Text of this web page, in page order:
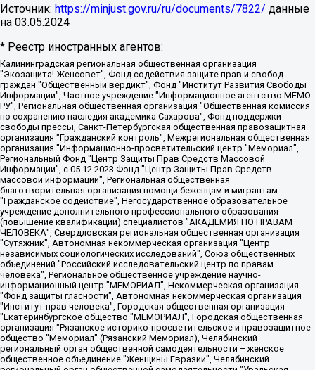
Источник: https://minjust.gov.ru/ru/documents/7822/ данные
на 03.05.2024
* Реестр иностранных агентов:
Калининградская региональная общественная организация "Экозащита!-Женсовет", Фонд содействия защите прав и свобод граждан "Общественный вердикт", Фонд "Институт Развития Свободы Информации", Частное учреждение "Информационное агентство МЕМО. РУ", Региональная общественная организация "Общественная комиссия по сохранению наследия академика Сахарова", Фонд поддержки свободы прессы, Санкт-Петербургская общественная правозащитная организация "Гражданский контроль", Межрегиональная общественная организация "Информационно-просветительский центр "Мемориал", Региональный Фонд "Центр Защиты Прав Средств Массовой Информации", с 05.12.2023 Фонд "Центр Защиты Прав Средств массовой информации", Региональная общественная благотворительная организация помощи беженцам и мигрантам "Гражданское содействие", Негосударственное образовательное учреждение дополнительного профессионального образования (повышение квалификации) специалистов "АКАДЕМИЯ ПО ПРАВАМ ЧЕЛОВЕКА", Свердловская региональная общественная организация "Сутяжник", Автономная некоммерческая организация "Центр независимых социологических исследований", Союз общественных объединений "Российский исследовательский центр по правам человека", Региональное общественное учреждение научно-информационный центр "МЕМОРИАЛ", Некоммерческая организация "Фонд защиты гласности", Автономная некоммерческая организация "Институт прав человека", Городская общественная организация "Екатеринбургское общество "МЕМОРИАЛ", Городская общественная организация "Рязанское историко-просветительское и правозащитное общество "Мемориал" (Рязанский Мемориал), Челябинский региональный орган общественной самодеятельности – женское общественное объединение "Женщины Евразии", Челябинский региональный орган общественной самодеятельности "Уральская правозащитная группа", Фонд содействия защите здоровья и социальной справедливости имени Андрея Рылькова, Автономная Некоммерческая Организация "Аналитический Центр Юрия Левады", Автономная некоммерческая организация социальной поддержки населения "Проект Апрель", Региональная общественная организация помощи женщинам и детям, находящимся в кризисной ситуации "Информационно-методический центр "Анна", Фонд содействия развитию массовых коммуникаций и правовому просвещению "Так-так-Так", Фонд содействия устойчивому развитию "Серебряная тайга", Свердловский региональный общественный фонд социальных проектов "Новое время", "Idel.Реалии", Кавказ.Реалии, Крым.Реалии, Телеканал Настоящее Время, Татаро-башкирская служба Радио Свобода (Azatliq Radiosi), Радио Свободная Европа/Радио Свобода (PCE/PC), "Сибирь.Реалии", "Фактограф", Благотворительный фонд помощи осужденным и их семьям, Автономная некоммерческая организация "Институт глобализации и социальных движений", Фонд "В защиту прав заключенных", Частное учреждение "Центр поддержки и содействия развитию средств массовой информации", Пензенский региональный общественный благотворительный фонд "Гражданский союз", "Север.Реалии", Некоммерческая организация Фонд "Правовая инициатива", Общество с ограниченной ответственностью "Радио Свободная Европа/Радио Свобода", Чешское информационное агентство "MEDIUM-ORIENT", Красноярская региональная общественная организация "Мы против СПИДа", Камалягин Денис Николаевич, Маркелов Сергей Евгеньевич, Пономарев Лев Александрович, Савицкая Людмила Алексеевна, Автономная некоммерческая организация "Центр по работе с проблемой насилия "НАСИЛИЮ.НЕТ", Межрегиональный профессиональный союз работников здравоохранения "Альянс врачей", Юридическое лицо, зарегистрированное в Латвийской Республике, SIA "Medusa Project" (регистрационный номер 40103797863, дата регистрации 10.06.2014), Некоммерческая организация "Фонд по борьбе с коррупцией", Автономная некоммерческая организация "Институт права и публичной политики", Баданин Роман Сергеевич, Гликин Максим Александрович, Железнова Мария Михайловна, Лукьянова Юлия Сергеевна, Маетная Елизавета Витальевна, Маняхин Петр Борисович, Чуракова Ольга Владимировна, Ярош Юлия Петровна, Юридическое лицо "The Insider SIA", зарегистрированное в Риге, Латвийская Республика (дата регистрации 26.06.2015), являющееся администратором доменного имени интернет-издания "The Insider SIA", https://theins.ru, Постернак Алексей Евгеньевич, Рубин Михаил Аркадьевич, Анин Роман Александрович, Юридическое лицо Istories fonds, зарегистрированное в Латвийской Республике (регистрационный номер 50008295751, дата регистрации 24.02.2020), Великовский Дмитрий Александрович, Долинина Ирина Николаевна, Мароховская Алеся Алексеевна, Шлейнов Роман Юрьевич, Шмагун Олеся Валентиновна, Общество с ограниченной ответственностью "Альтаир 2021", Общество с ограниченной ответственностью "Вега 2021", Общество с ограниченной ответственностью "Главный редактор 2021", Общество с ограниченной ответственностью "Ромашки монолит", Важенков Артем Валерьевич, Ивановская областная общественная организация "Центр гендерных исследований", Гурман Юрий Альбертович, Медиапроект "ОВД-Инфо", Егоров Владимир Владимирович, Жилинский Владимир Александрович, Общество с ограниченной ответственностью "ЗП", Иванова София Юрьевна, Карезина Инна Павловна, Кильтау Екатерина Викторовна, Петров Алексей Викторович, Пискунов Сергей Евгеньевич, Смирнов Сергей Сергеевич, Тихонов Михаил Сергеевич, Общество с ограниченной ответственностью "ЖУРНАЛИСТ-ИНОСТРАННЫЙ АГЕНТ", Арапова Галина Юрьевна, Вольтская Татьяна Анатольевна, Американская компания "Mason G.E.S. Anonymous Foundation" (США), являющаяся владельцем интернет-издания https://mnews.world/, Компания "Stichting Bellingcat", зарегистрированная в Нидерландах (дата регистрации 11.07.2018), Захаров Андрей Вячеславович, Клепиковская Екатерина Дмитриевна, Общество с ограниченной ответственностью "МЕМО", Перл Роман Александрович, Симонов Евгений Алексеевич, Соловьева Елена Анатольевна, Сотников Даниил Владимирович, Сурначева Елизавета Дмитриевна, Автономная некоммерческая организация по защите прав человека и информированию населения "Якутия – Наше Мнение", Общество с ограниченной ответственностью "Москоу диджитал медиа", с 26.01.2023 Общество с ограниченной ответственностью "Чайка Белые сады", Ветошкина Валерия Валерьевна, Заговора Максим Александрович, Межрегиональное общественное движение "Российская ЛГБТ - сеть", Оленичев Максим Владимирович, Павлов Иван Юрьевич, Скворцова Елена Сергеевна, Общество с ограниченной ответственностью "Как бы инагент", Кочетков Игорь Викторович, Общество с ограниченной ответственностью "Честные выборы", Еланчик Олег Александрович, Общество с ограниченной ответственностью "Нобелевский призыв", Гималова Регина Эмилевна, Григорьев Андрей Валерьевич, Григорьева Алина Александровна, Ассоциация по содействию защите прав призывников, альтернативнослужащих и военнослужащих "Правозащитная группа "Гражданин.Армия.Право", Хисамова Регина Фаритовна, Автономная некоммерческая организация по реализации социально-правовых программ "Лилит", Дальневосточное общественное движение "Маяк", Санкт-Петербургская ЛГБТ-инициативная группа "Выход", Инициативная группа ЛГБТ+ "Реверс", Алексеев Андрей Викторович, Бекбулатова Таисия Львовна, Беляев Иван Михайлович, Владыкина Елена Сергеевна, Гельман Марат Александрович, Никульшина Вероника Юрьевна, Толоконникова Надежда Андреевна, Шендерович Виктор Анатольевич, Общество с ограниченной ответственностью "Данное сообщение", Общество с ограниченной ответственностью Издательский дом "Новая глава", Айнбиндер Александра Александровна, Московский комьюнити-центр для ЛГБТ+инициатив, Благотворительный фонд развития филантропии, Deutsche Welle (Германия, Kurt-Schumacher-Strasse 3, 53113 Bonn), Борзунова Мария Михайловна, Воробьев Виктор Викторович, Голубева Анна Львовна, Константинова Алла Михайловна, Малкова Ирина Владимировна, Мурадов Мурад Абдулгалимович, Осетинская Елизавета Николаевна, Понасенков Евгений Николаевич, Ганапольский Матвей Юрьевич, Киселев Евгений Алексеевич, Борухович Ирина Григорьевна, Дремин Иван Тимофеевич, Дубровский Дмитрий Викторович, Красноярская региональная общественная организация поддержки и развития альтернативных образовательных технологий и межкультурных коммуникаций "ИНТЕРРА", Маяковская Екатерина Алексеевна, Фейгин Марк Захарович, Филимонов Андрей Викторович, Дзугкоева Регина Николаевна, Доброхотов Роман Александрович, Дудь Юрий Александрович, Елкин Сергей Владимирович, Кругликов Кирилл Игоревич, Сабунаева Мария Леонидовна, Семенов Алексей Владимирович, Шаинян Карен Багратович, Шульман Екатерина Михайловна, Асафьев Артур Валерьевич, Вахштайн Виктор Семенович, Венедиктов Алексей Алексеевич, Лушникова Екатерина Евгеньевна, Волков Леонид Михайлович, Невзоров Александр Глебович, Пархоменко Сергей Борисович, Сироткин Ярослав Николаевич, Кара-Мурза Владимир Владимирович, Баранова Наталья Владимировна, Гозман Леонид Яковлевич, Кагарлицкий Борис Юльевич, Климарев Михаил Валерьевич, Милов Владимир Станиславович, Автономная некоммерческая организация Краснодарский центр современного искусства "Типография", Моргенштерн Алишер Тагирович, Соболь Любовь Эдуардовна, Общество с ограниченной ответственностью "ЛИЗА НОРМ", Каспаров Гарри Кимович, Ходорковский Михаил Борисович, Общество с ограниченной ответственностью "Апрельские тезисы", Данилович Ирина Брониславовна, Кашин Олег Владимирович, Петров Николай Владимирович, Пивоваров Алексей Владимирович, Соколов Михаил Владимирович, Цветкова Юлия Владимировна, Чичваркин Евгений Александрович, Комитет против пыток/Команда против пыток, Общество с ограниченной ответственностью "Первый научный", Общество с ограниченной ответственностью "Вертолет и ко", Белоцерковская Вероника Борисовна, Кац Максим Евгеньевич, Лазарева Татьяна Юрьевна, Шаведдинов Руслан Табризович, Яшин Илья Валерьевич, Общество с ограниченной ответственностью "Иноагент ААВ", Алешковский Дмитрий Петрович, Альбац Евгения Марковна, Быков Дмитрий Львович, Галямина Юлия Евгеньевна, Лойко Сергей Леонидович, Мартынов Кирилл Константинович, Медведев Сергей Александрович, Крашенинников Федор Геннадиевич, Гордеева Катерина Вл